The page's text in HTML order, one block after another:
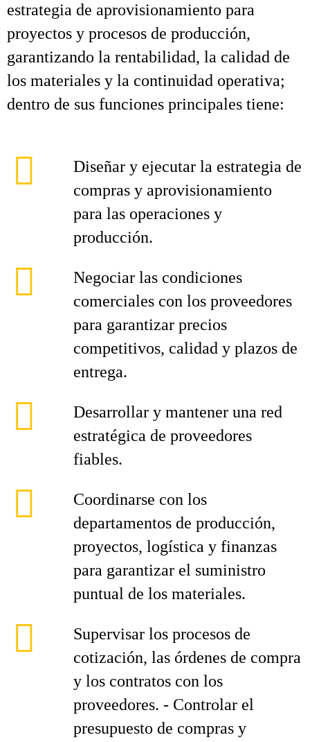
estrategia de aprovisionamiento para
proyectos y procesos de producción,
garantizando la rentabilidad, la calidad de
los materiales y la continuidad operativa;
dentro de sus funciones principales tiene:
Diseñar y ejecutar la estrategia de
compras y aprovisionamiento
para las operaciones y
producción.
Negociar las condiciones
comerciales con los proveedores
para garantizar precios
competitivos, calidad y plazos de
entrega.
Desarrollar y mantener una red
estratégica de proveedores
fiables.
Coordinarse con los
departamentos de producción,
proyectos, logística y finanzas
para garantizar el suministro
puntual de los materiales.
Supervisar los procesos de
cotización, las órdenes de compra
y los contratos con los
proveedores. - Controlar el
presupuesto de compras y